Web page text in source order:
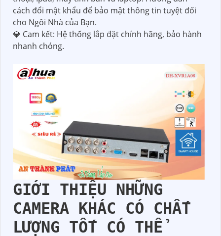
=>>> Được tư vấn số lượng và loại camera phù hợp
với vị trí và nhu cầu lắp đặt của Quý khách hàng.
=>>> Báo giá cụ thể và cam kết giá rẻ nhất thị
trường.
với hàng kém chất lượng
=>>> Nhân viên kỹ thuật hướng dẫn tận tình cho
Quý khách hàng sử dụng camera trên tivi, điện
thoại, Ipad, máy tính bàn và laptop. Hướng dẫn
cách đổi mật khẩu để bảo mật thông tin tuyệt đối
cho Ngôi Nhà của Bạn.
💎 Cam kết: Hệ thống lắp đặt chính hãng, bảo hành
nhanh chóng.